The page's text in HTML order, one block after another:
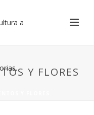
Y FLORES